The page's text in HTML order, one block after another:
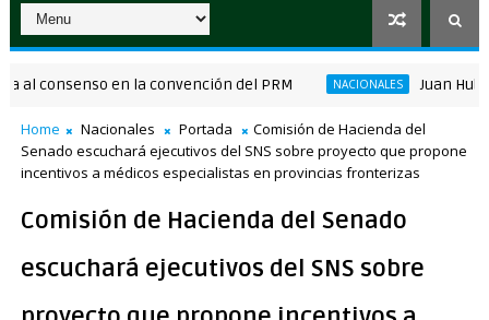
en la convención del PRM NACIONALES Juan Hubieres
Home Nacionales Portada
Comisión de Hacienda del
Senado escuchará ejecutivos del SNS sobre proyecto que propone
incentivos a médicos especialistas en provincias fronterizas
Comisión de Hacienda del Senado
escuchará ejecutivos del SNS sobre